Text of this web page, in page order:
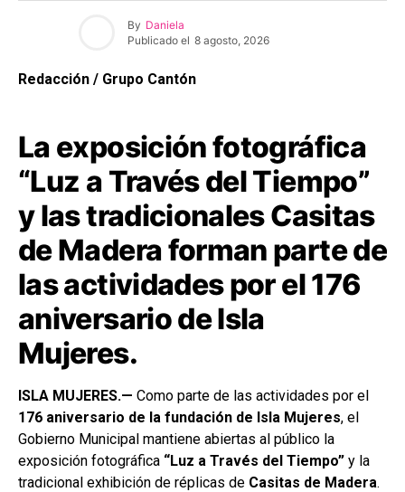
By Daniela
Publicado el 8 agosto, 2026
Redacción / Grupo Cantón
La exposición fotográfica
“Luz a Través del Tiempo”
y las tradicionales Casitas
de Madera forman parte de
las actividades por el 176
aniversario de Isla
Mujeres.
ISLA MUJERES.— Como parte de las actividades por el
176 aniversario de la fundación de Isla Mujeres, el
Gobierno Municipal mantiene abiertas al público la
exposición fotográfica “Luz a Través del Tiempo” y la
tradicional exhibición de réplicas de Casitas de Madera.